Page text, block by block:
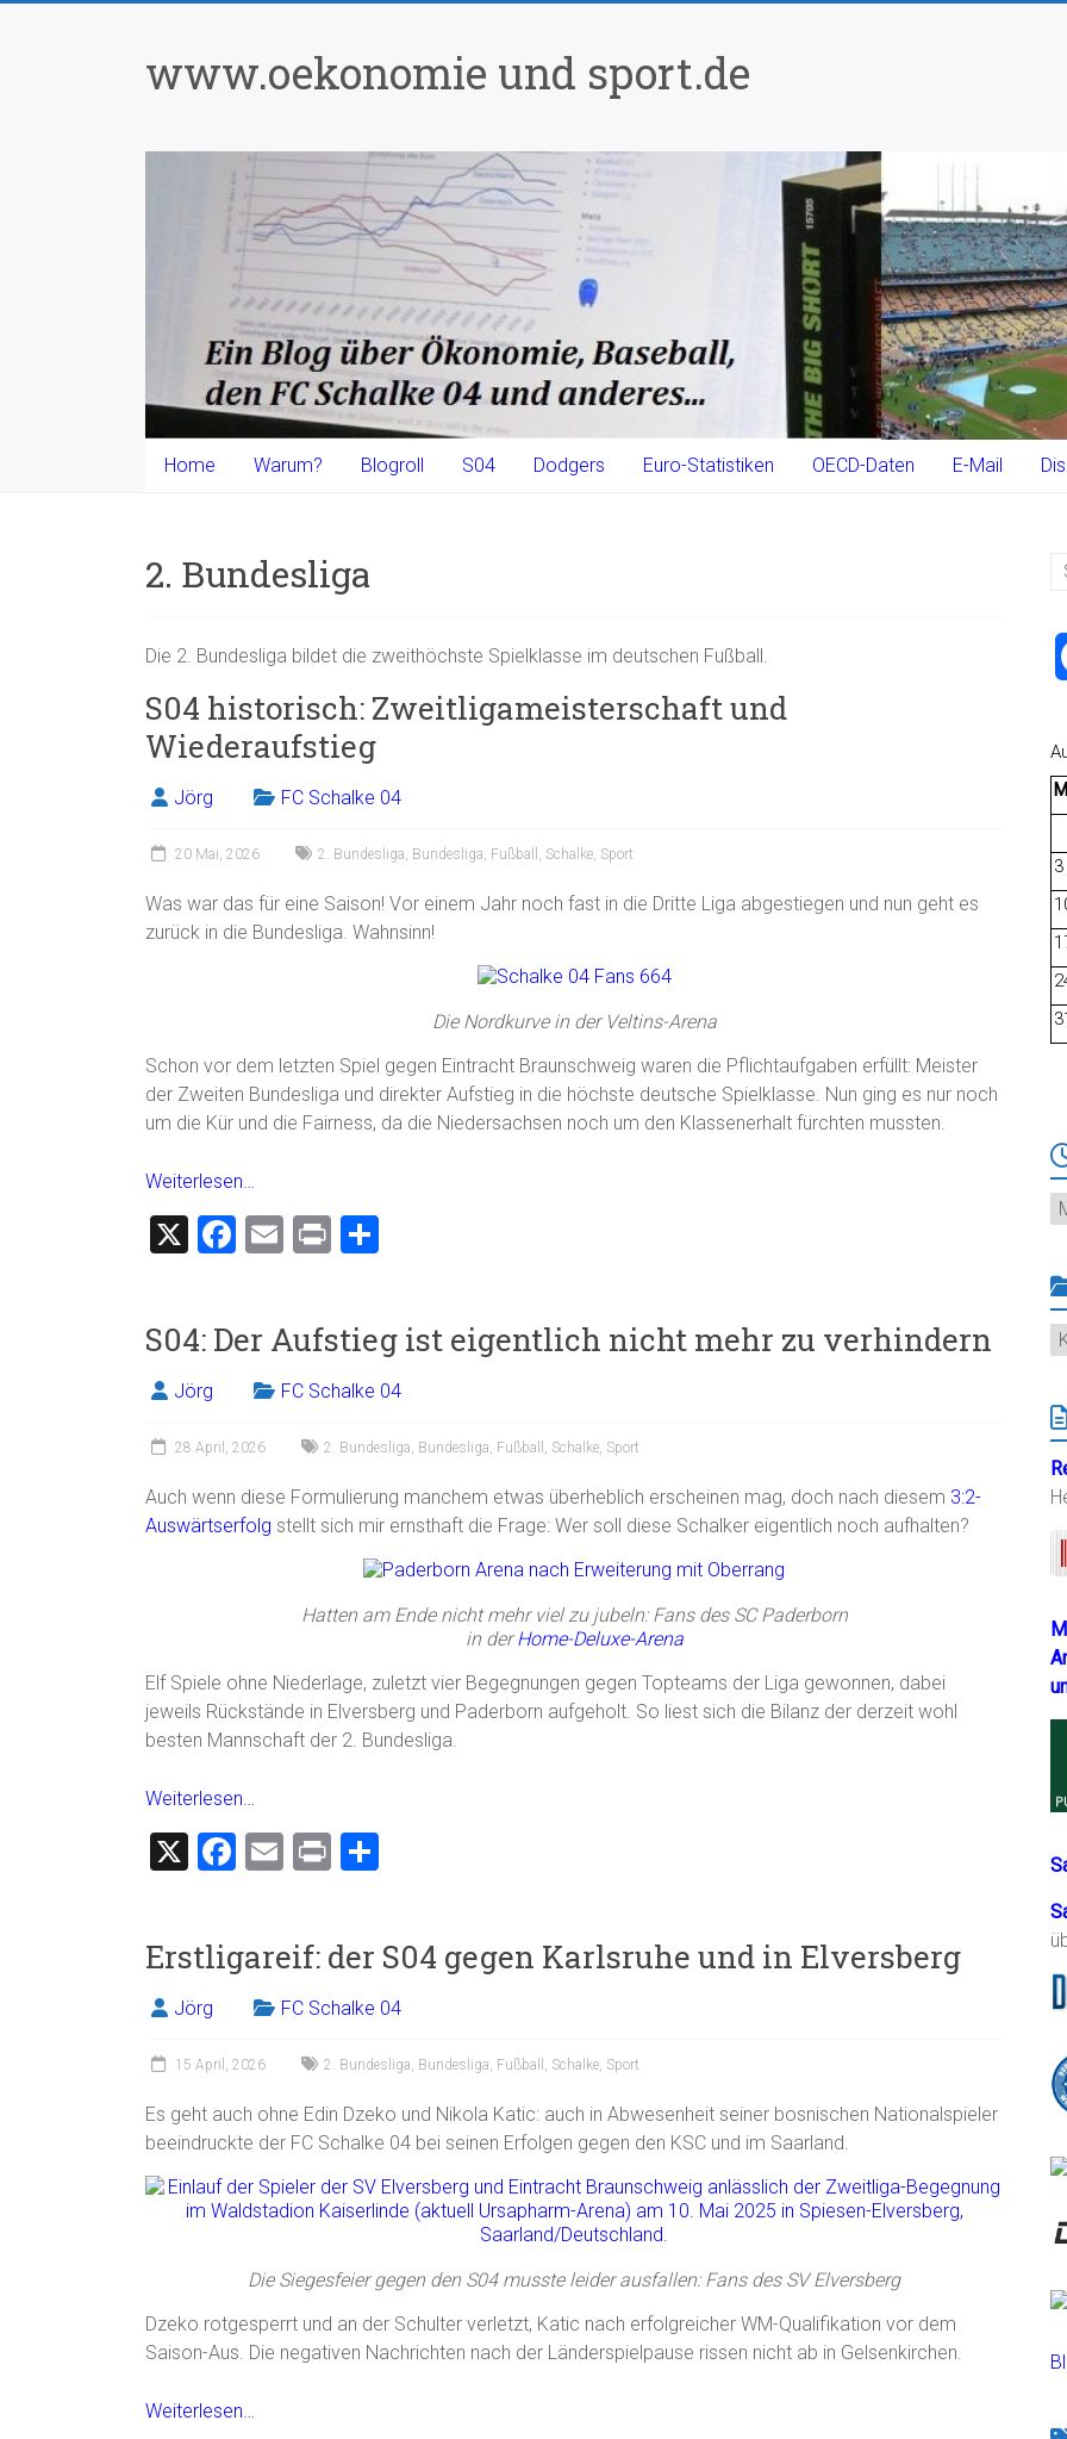
www.oekonomie und sport.de
Home Warum? Blogroll S04 Dodgers Euro-Statistiken OECD-Daten E-Mail
2. Bundesliga
Die 2. Bundesliga bildet die zweithöchste Spielklasse im deutschen Fußball.
S04 historisch: Zweitligameisterschaft und
Wiederaufstieg
Jörg FC Schalke 04
20 Mai, 2026 2. Bundesliga Bundesliga Fußball Schalke Sport
Was war das für eine Saison! Vor einem Jahr noch fast in die Dritte Liga abgestiegen und nun geht es
zurück in die Bundesliga. Wahnsinn!
Die Nordkurve in der Veltins-Arena
Schon vor dem letzten Spiel gegen Eintracht Braunschweig waren die Pflichtaufgaben erfüllt: Meister
der Zweiten Bundesliga und direkter Aufstieg in die höchste deutsche Spielklasse. Nun ging es nur noch
um die Kür und die Fairness, da die Niedersachsen noch um den Klassenerhalt fürchten mussten.
Weiterlesen…
X
F
b
o
E
l
Pr
n
S04: Der Aufstieg ist eigentlich nicht mehr zu verhindern
Jörg FC Schalke 04
28 April, 2026 2. Bundesliga Bundesliga Fußball Schalke Sport
Auch wenn diese Formulierung manchem etwas überheblich erscheinen mag, doch nach diesem 3:2-
Auswärtserfolg stellt sich mir ernsthaft die Frage: Wer soll diese Schalker eigentlich noch aufhalten?
Hatten am Ende nicht mehr viel zu jubeln: Fans des SC Paderborn
in derHome-Deluxe-Arena
Elf Spiele ohne Niederlage, zuletzt vier Begegnungen gegen Topteams der Liga gewonnen, dabei
jeweils Rückstände in Elversberg und Paderborn aufgeholt. So liest sich die Bilanz der derzeit wohl
besten Mannschaft der 2. Bundesliga.
Weiterlesen…
X
F
b
o
E
l
Pr
n
Erstligareif: der S04 gegen Karlsruhe und in Elversberg
Jörg FC Schalke 04
15 April, 2026 2. Bundesliga Bundesliga Fußball Schalke Sport
Es geht auch ohne Edin Dzeko und Nikola Katic: auch in Abwesenheit seiner bosnischen Nationalspieler
beeindruckte der FC Schalke 04 bei seinen Erfolgen gegen den KSC und im Saarland.
Die Siegesfeier gegen den S04 musste leider ausfallen: Fans des SV Elversberg
Dzeko rotgesperrt und an der Schulter verletzt, Katic nach erfolgreicher WM-Qualifikation vor dem
Saison-Aus. Die negativen Nachrichten nach der Länderspielpause rissen nicht ab in Gelsenkirchen.
Weiterlesen…
M
3